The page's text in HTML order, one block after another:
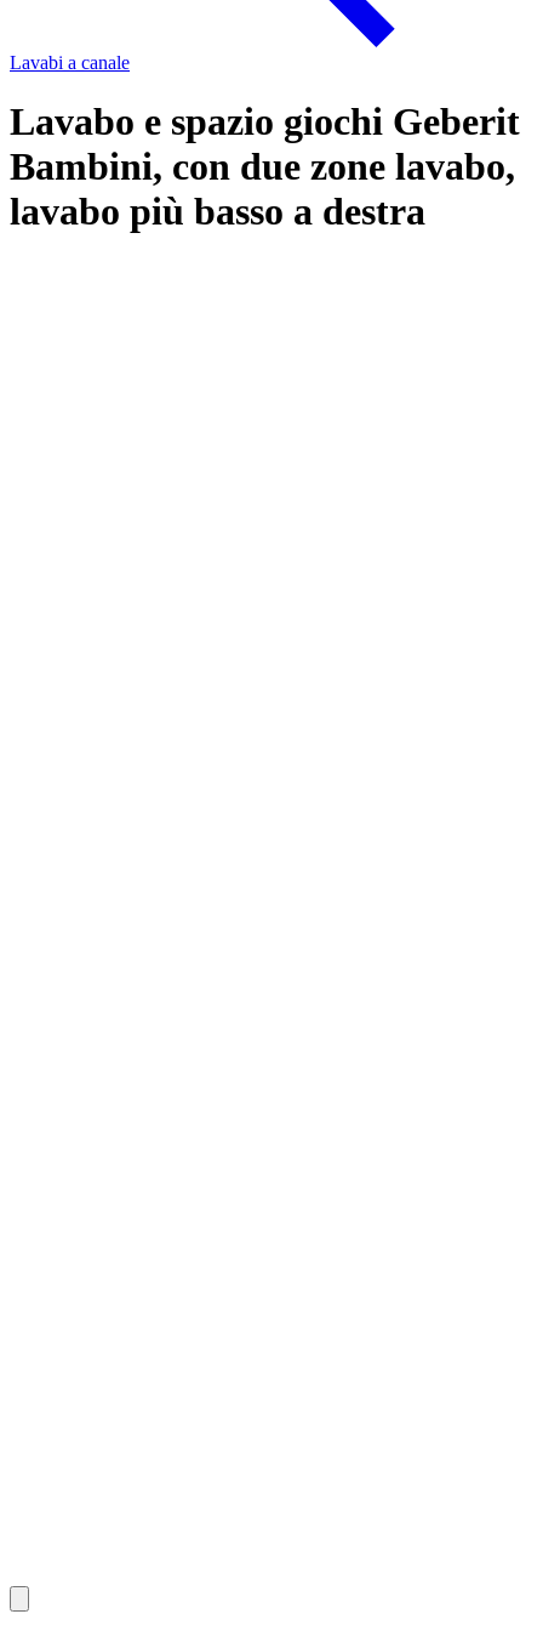
Lavabi a canale
Lavabo e spazio giochi Geberit
Bambini, con due zone lavabo,
lavabo più basso a destra